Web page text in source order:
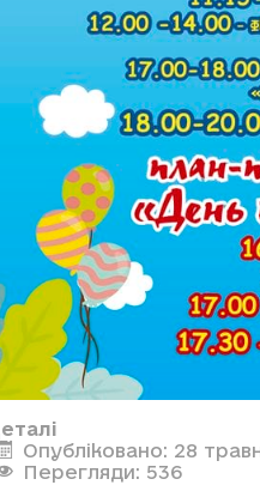
Опубліковано: 28
Перегляди: 536